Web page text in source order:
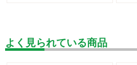
よく見られている商品